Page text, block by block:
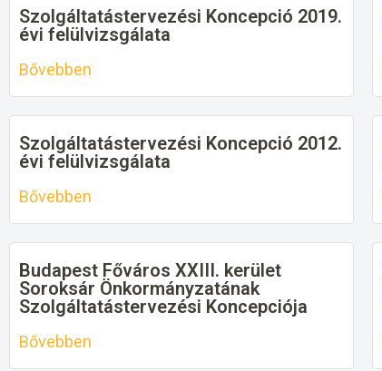
Szolgáltatástervezési Koncepció 2019.
évi felülvizsgálata
Bővebben
Szolgáltatástervezési Koncepció 2012.
évi felülvizsgálata
Bővebben
Budapest Főváros XXIII. kerület
Soroksár Önkormányzatának
Szolgáltatástervezési Koncepciója
Bővebben